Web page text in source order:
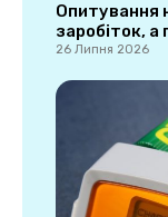
Опитування
заробіток, а
26 Липня 2026